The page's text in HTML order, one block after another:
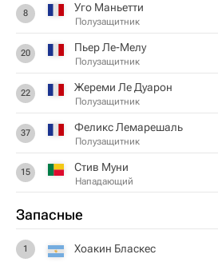
8 Уго Маньетти
Полузащитник
20 Пьер Ле-Мелу
Полузащитник
22 Жереми Ле Дуарон
Полузащитник
37 Феликс Лемарешаль
Полузащитник
15 Стив Муни
Нападающий
Запасные
1 Хоакин Бласкес